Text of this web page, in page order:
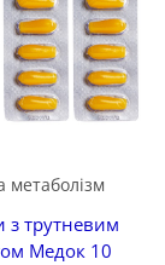
метаболізм
з трутневим
Медок 10